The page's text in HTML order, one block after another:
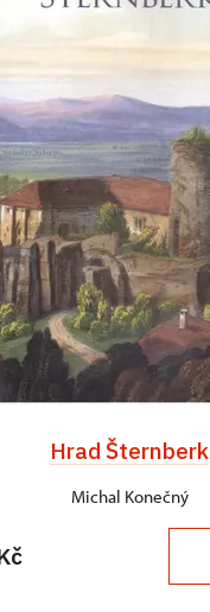
Hrad Šternberk
Michal Konečný